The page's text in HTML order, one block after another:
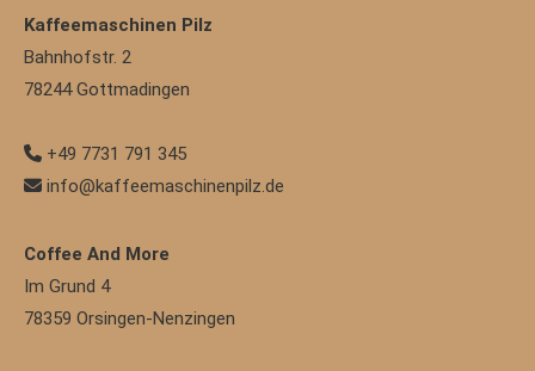
Kaffeemaschinen Pilz
Bahnhofstr. 2
78244 Gottmadingen
+49 7731 791 345
info@kaffeemaschinenpilz.de
Coffee And More
Im Grund 4
78359 Orsingen-Nenzingen